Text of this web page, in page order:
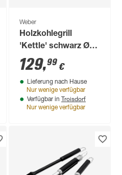
Weber
Holzkohlegrill
'Kettle' schwarz Ø
47 cm
129,99 €
Lieferung nach Hause
Nur wenige verfügbar
Verfügbar in Troisdorf
Nur wenige verfügbar